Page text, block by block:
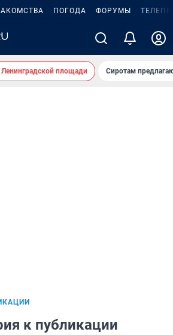
ПОГОДА ФОРУМЫ
площади Сиротам
к публикации